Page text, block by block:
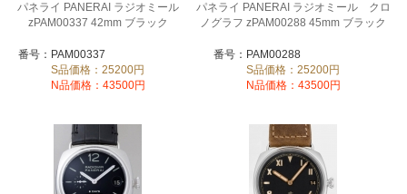
パネライ PANERAI ラジオミール
zPAM00337 42mm ブラック
番号：PAM00337
S品価格：25200円
N品価格：43500円
パネライ PANERAI ラジオミール クロ
ノグラフ zPAM00288 45mm ブラック
番号：PAM00288
S品価格：25200円
N品価格：43500円